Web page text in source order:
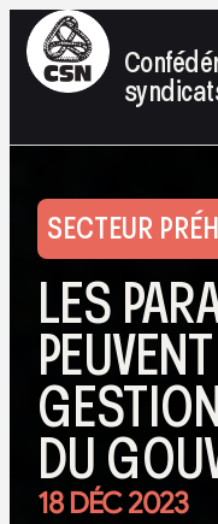
SECTEUR
LES
DU
18 DÉC 2023